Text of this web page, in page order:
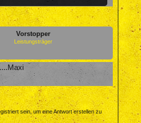
Vorstopper
Leistungsträger
sein, um eine Antwort erstellen zu